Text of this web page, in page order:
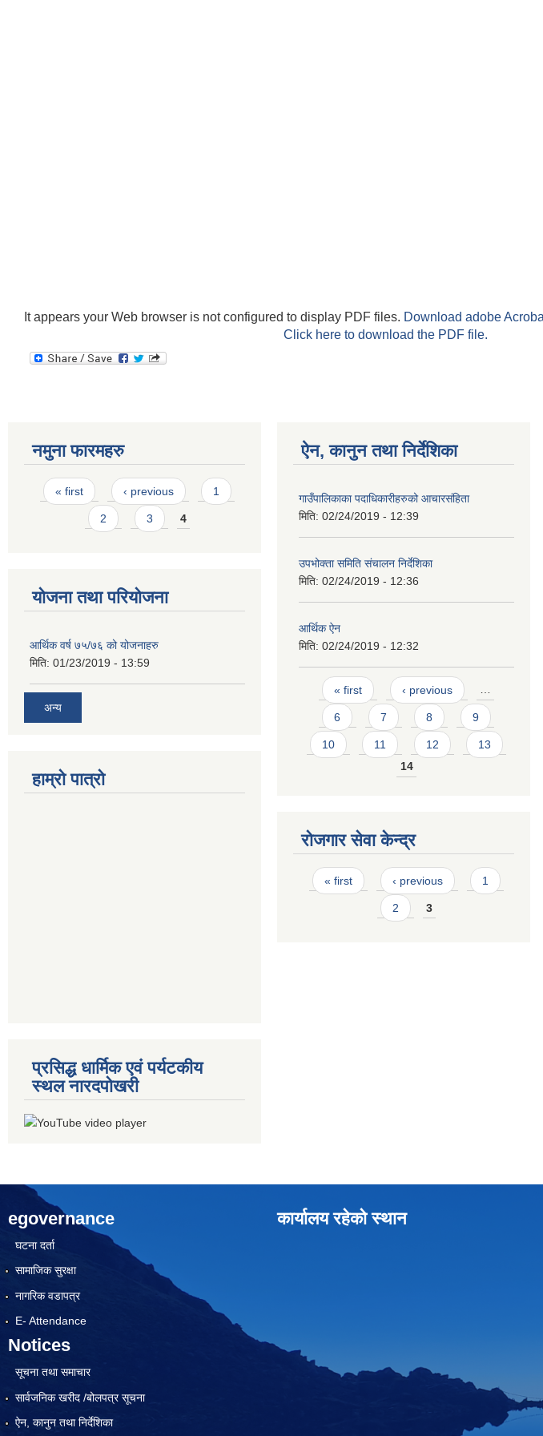
It appears your Web browser is not configured to display PDF files. Download adobe
Click here to download the PDF file.
नमुना फारमहरु
Pages
« first ‹ previous 1
2 3 4
योजना तथा परियोजना
आर्थिक वर्ष ७५/७६ को योजनाहरु
मिति: 01/23/2019 - 13:59
अन्य
हाम्रो पात्रो
प्रसिद्ध धार्मिक एवं पर्यटकीय
स्थल नारदपोखरी
ऐन, कानुन तथा निर्देशिका
गाउँपालिकाका पदाधिकारीहरुको आचारसंहिता
मिति: 02/24/2019 - 12:39
उपभोक्ता समिति संचालन निर्देशिका
मिति: 02/24/2019 - 12:36
आर्थिक ऐन
मिति: 02/24/2019 - 12:32
Pages
« first ‹ previous …
6 7 8 9
10 11 12
13
14
रोजगार सेवा केन्द्र
Pages
« first ‹ previous 1
2 3
egovernance
घटना दर्ता
सामाजिक सुरक्षा
नागरिक वडापत्र
E- Attendance
Notices
सूचना तथा समाचार
सार्वजनिक खरीद /बोलपत्र सूचना
ऐन, कानुन तथा निर्देशिका
कार्यालय रहेको स्थान